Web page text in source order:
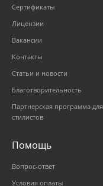
Сертификаты
Лицензии
Вакансии
Контакты
Статьи и новости
Благотворительность
Партнерская программа для
стилистов
Помощь
Вопрос-ответ
Условия оплаты